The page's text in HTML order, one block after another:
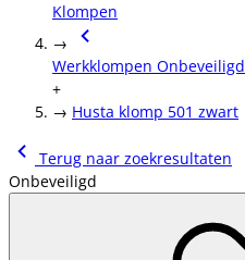
Klompen
→
Werkklompen Onbeveiligd
+
→ Husta klomp 501 zwart
Terug naar zoekresultaten
Onbeveiligd